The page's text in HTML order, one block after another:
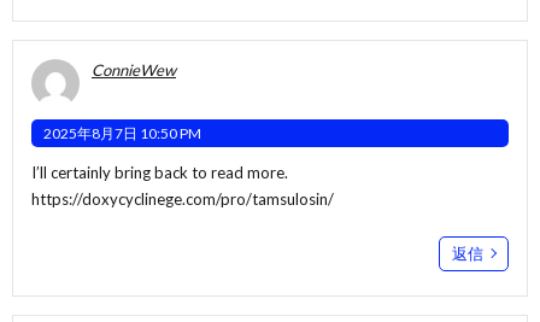
ConnieWew
2025年8月7日 10:50 PM
I’ll certainly bring back to read more.
https://doxycyclinege.com/pro/tamsulosin/
返信